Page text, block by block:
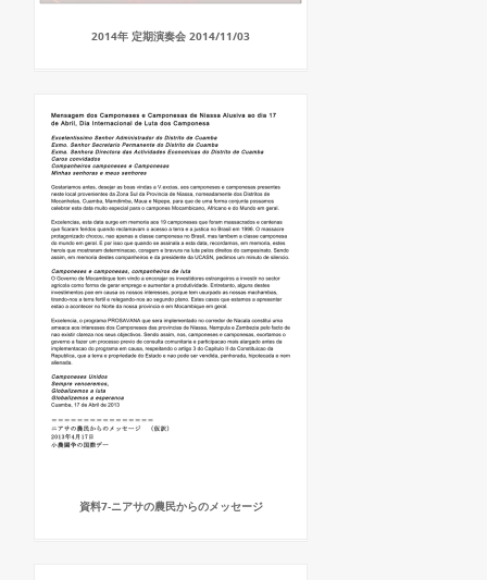
2014年 定期演奏会 2014/11/03
資料7-ニアサの農民からのメッセージ